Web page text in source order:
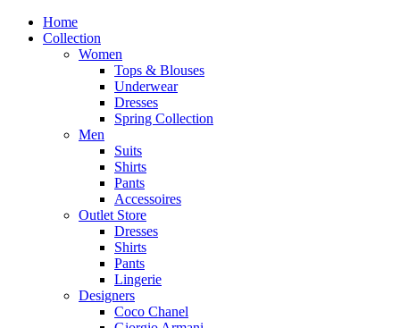
Home
Collection
Women
Tops & Blouses
Underwear
Dresses
Spring Collection
Men
Suits
Shirts
Pants
Accessoires
Outlet Store
Dresses
Shirts
Pants
Lingerie
Designers
Coco Chanel